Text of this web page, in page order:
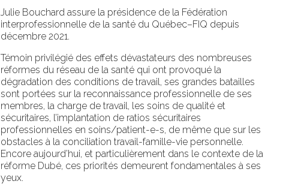
Julie Bouchard assure la présidence de la Fédération
interprofessionnelle de la santé du Québec–FIQ depuis
décembre 2021.
Témoin privilégié des effets dévastateurs des nombreuses
réformes du réseau de la santé qui ont provoqué la
dégradation des conditions de travail, ses grandes batailles
sont portées sur la reconnaissance professionnelle de ses
membres, la charge de travail, les soins de qualité et
sécuritaires, l’implantation de ratios sécuritaires
professionnelles en soins/patient-e-s, de même que sur les
obstacles à la conciliation travail-famille-vie personnelle.
Encore aujourd’hui, et particulièrement dans le contexte de la
réforme Dubé, ces priorités demeurent fondamentales à ses
yeux.